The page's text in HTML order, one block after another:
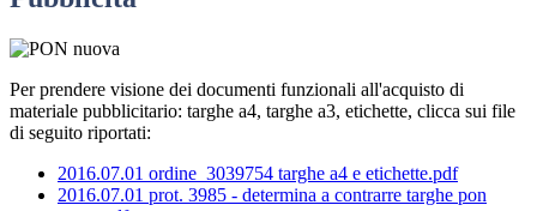
Per prendere visione dei documenti funzionali all'acquisto di
materiale pubblicitario: targhe a4, targhe a3, etichette, clicca sui file
di seguito riportati:
2016.07.01 ordine_3039754 targhe a4 e etichette.pdf
2016.07.01 prot. 3985 - determina a contrarre targhe pon